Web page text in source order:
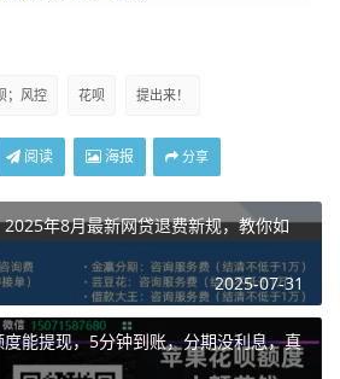
；风控 花呗 提出来！
阅读 海报 分享
年8月最新网贷退费新规，教你如
2025-07-31
能提现，5分钟到账，分期没利息，真